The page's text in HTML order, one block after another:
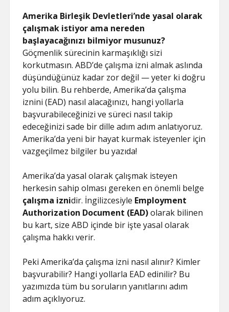
Amerika Birleşik Devletleri’nde yasal olarak
çalışmak istiyor ama nereden
başlayacağınızı bilmiyor musunuz?
Göçmenlik sürecinin karmaşıklığı sizi
korkutmasın. ABD’de çalışma izni almak aslında
düşündüğünüz kadar zor değil — yeter ki doğru
yolu bilin. Bu rehberde, Amerika’da çalışma
iznini (EAD) nasıl alacağınızı, hangi yollarla
başvurabileceğinizi ve süreci nasıl takip
edeceğinizi sade bir dille adım adım anlatıyoruz.
Amerika’da yeni bir hayat kurmak isteyenler için
vazgeçilmez bilgiler bu yazıda!
Amerika’da yasal olarak çalışmak isteyen
herkesin sahip olması gereken en önemli belge
çalışma iznidir. İngilizcesiyle Employment
Authorization Document (EAD)olarak bilinen
bu kart, size ABD içinde bir işte yasal olarak
çalışma hakkı verir.
Peki Amerika’da çalışma izni nasıl alınır? Kimler
başvurabilir? Hangi yollarla EAD edinilir? Bu
yazımızda tüm bu soruların yanıtlarını adım
adım açıklıyoruz.